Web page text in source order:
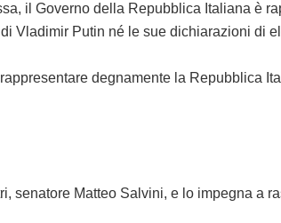
Governo della Repubblica Italiana è
Vladimir Putin né le sue dichiarazioni di
degnamente la Repubblica
Matteo Salvini, e lo impegna a